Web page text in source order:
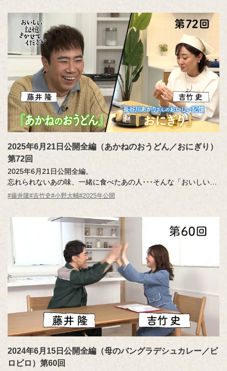
2025年6月21日公開全編（あかねのおうどん／おにぎり）
第72回
2025年6月21日公開全編。
忘れられないあの味、一緒に食べたあの人･･･そんな「おいしい記
憶」のエッセーを読んだ調査員が、記憶さん（エッセー作者）と
MC ：藤井隆 進行：吉竹史 ナレーター：小野大輔（声優）
#藤井隆#吉竹史#小野大輔#2025年公開
2024年6月15日公開全編（母のバングラデシュカレー／ビ
ロビロ）第60回